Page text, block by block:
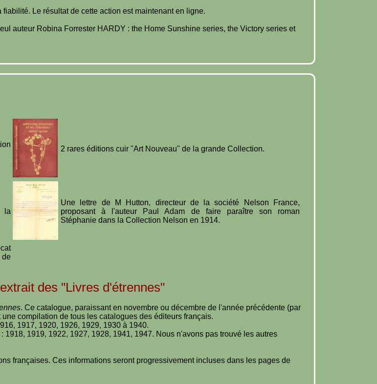
Le résultat de cette action est maintenant en ligne.
auteur Robina Forrester HARDY : the Home Sunshine series, the Victory series et
2 rares éditions cuir "Art Nouveau" de la grande Collection.
la
Une lettre de M Hutton, directeur de la société Nelson France,
proposant à l'auteur Paul Adam de faire paraître son roman
Stéphanie dans la Collection Nelson en 1914.
de
des "Livres d'étrennes"
. Ce catalogue, paraissant en novembre ou décembre de l'année précédente (par
compilation de tous les catalogues des éditeurs français.
1917, 1920, 1926, 1929, 1930 à 1940.
1919, 1922, 1927, 1928, 1941, 1947. Nous n'avons pas trouvé les autres
françaises. Ces informations seront progressivement incluses dans les pages de